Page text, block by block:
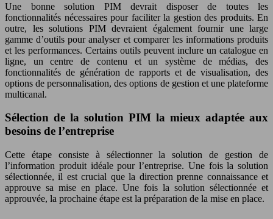
Une bonne solution PIM devrait disposer de toutes les
fonctionnalités nécessaires pour faciliter la gestion des produits. En
outre, les solutions PIM devraient également fournir une large
gamme d’outils pour analyser et comparer les informations produits
et les performances. Certains outils peuvent inclure un catalogue en
ligne, un centre de contenu et un système de médias, des
fonctionnalités de génération de rapports et de visualisation, des
options de personnalisation, des options de gestion et une plateforme
multicanal.
Sélection de la solution PIM la mieux adaptée aux
besoins de l’entreprise
Cette étape consiste à sélectionner la solution de gestion de
l’information produit idéale pour l’entreprise. Une fois la solution
sélectionnée, il est crucial que la direction prenne connaissance et
approuve sa mise en place. Une fois la solution sélectionnée et
approuvée, la prochaine étape est la préparation de la mise en place.